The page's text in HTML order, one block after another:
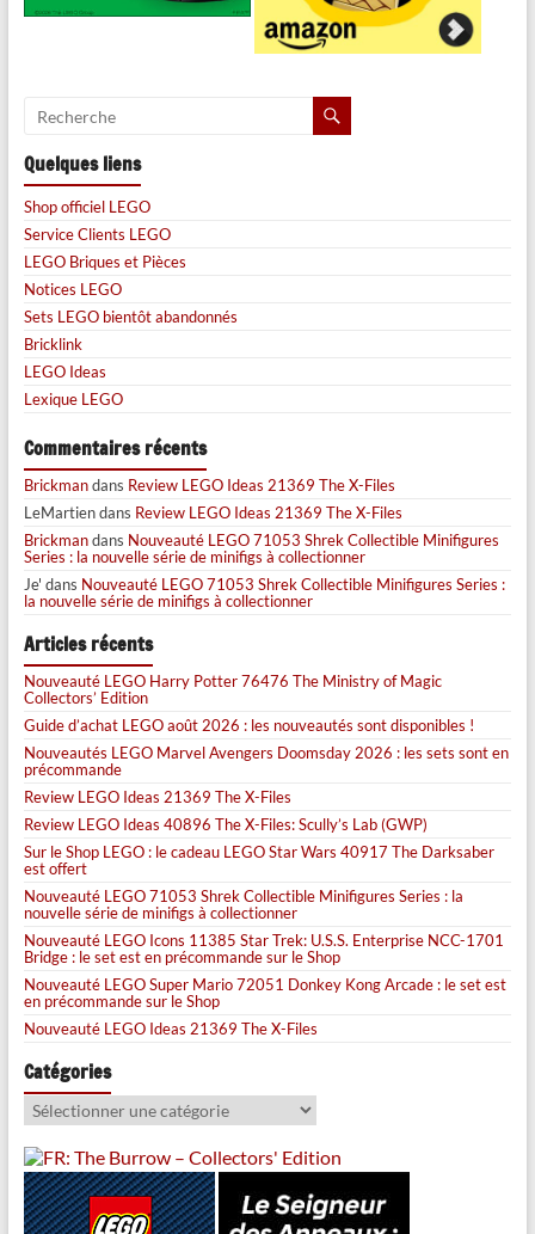
Quelques liens
Shop officiel LEGO
Service Clients LEGO
LEGO Briques et Pièces
Notices LEGO
Sets LEGO bientôt abandonnés
Bricklink
LEGO Ideas
Lexique LEGO
Commentaires récents
Brickmandans Review LEGO Ideas 21369 The X-Files
LeMartiendans Review LEGO Ideas 21369 The X-Files
Brickmandans Nouveauté LEGO 71053 Shrek Collectible Minifigures
Series : la nouvelle série de minifigs à collectionner
Je' dans Nouveauté LEGO 71053 Shrek Collectible Minifigures Series :
la nouvelle série de minifigs à collectionner
Articles récents
Nouveauté LEGO Harry Potter 76476 The Ministry of Magic
Collectors’ Edition
Guide d’achat LEGO août 2026 : les nouveautés sont disponibles !
Nouveautés LEGO Marvel Avengers Doomsday 2026 : les sets sont en
précommande
Review LEGO Ideas 21369 The X-Files
Review LEGO Ideas 40896 The X-Files: Scully’s Lab (GWP)
Sur le Shop LEGO : le cadeau LEGO Star Wars 40917 The Darksaber
est offert
Nouveauté LEGO 71053 Shrek Collectible Minifigures Series : la
nouvelle série de minifigs à collectionner
Nouveauté LEGO Icons 11385 Star Trek: U.S.S. Enterprise NCC-1701
Bridge : le set est en précommande sur le Shop
Nouveauté LEGO Super Mario 72051 Donkey Kong Arcade : le set est
en précommande sur le Shop
Nouveauté LEGO Ideas 21369 The X-Files
Catégories
Catégories